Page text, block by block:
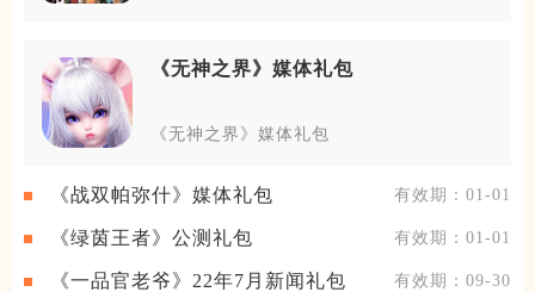
《无神之界》媒体礼包
《无神之界》媒体礼包
《战双帕弥什》媒体礼包 有效期：01-01
《绿茵王者》公测礼包 有效期：01-01
《一品官老爷》22年7月新闻礼包 有效期：09-30